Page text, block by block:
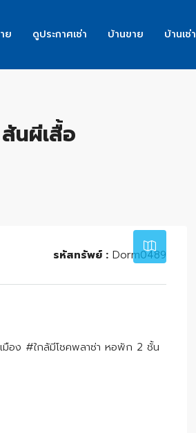
ย ดูประกาศเช่า บ้านขาย บ้านเช่า
นผีเสื้อ
รหัสทรัพย์ : Dorm0489
อง​ #ใกล้มีโชคพลาซ่า​ หอพัก 2 ชั้น